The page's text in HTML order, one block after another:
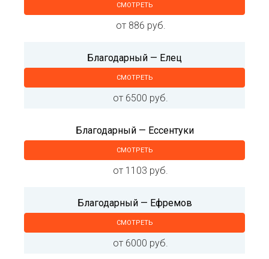
СМОТРЕТЬ
от 886 руб.
Благодарный — Елец
СМОТРЕТЬ
от 6500 руб.
Благодарный — Ессентуки
СМОТРЕТЬ
от 1103 руб.
Благодарный — Ефремов
СМОТРЕТЬ
от 6000 руб.